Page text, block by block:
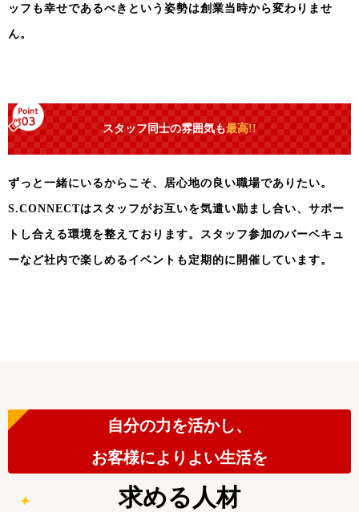
ッフも幸せであるべきという姿勢は創業当時から変わりませ
ん。
スタッフ同士の雰囲気も最高!!
ずっと一緒にいるからこそ、居心地の良い職場でありたい。
S.CONNECTはスタッフがお互いを気遣い励まし合い、サポー
トし合える環境を整えております。 スタッフ参加のバーベキュ
ーなど社内で楽しめるイベントも定期的に開催しています。
自分の力を活かし、
お客様によりよい生活を
求める人材